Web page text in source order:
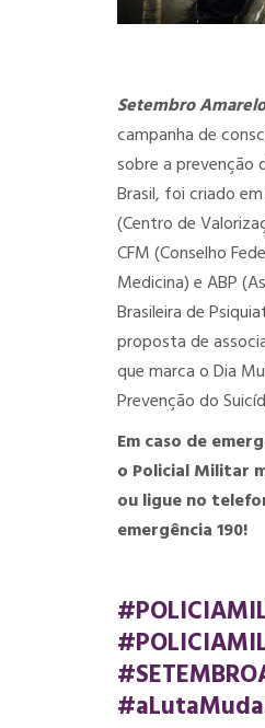
Setembro Amarelo
campanha de
sobre a prevenção
Brasil, foi criado
(Centro de
CFM (Conselho
Medicina) e ABP
Brasileira de
proposta de
que marca o Dia
Prevenção do
Em caso de
o Policial Militar
ou ligue no
emergência 190!